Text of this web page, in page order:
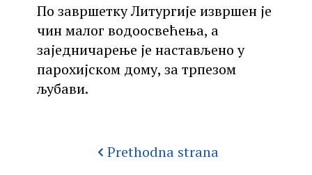
По завршетку Литургије извршен је
чин малог водоосвећења, а
заједничарење је настављено у
парохијском дому, за трпезом
љубави.
Prethodna strana